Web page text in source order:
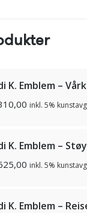
K. Emblem –
inkl. 5%
K. Emblem – Støy
inkl. 5%
K. Emblem –